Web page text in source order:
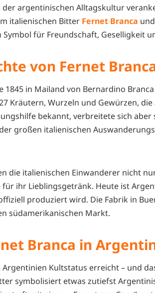
der argentinischen Alltagskultur
italienischen Bitter Fernet Branca
für Freundschaft, Geselligkeit
von Fernet
1845 in Mailand von Bernardino
Kräutern, Wurzeln und Gewürzen,
bekannt, verbreitete sich
großen italienischen
die italienischen Einwanderer nicht
ihr Lieblingsgetränk. Heute ist
produziert wird. Die Fabrik in
südamerikanischen Markt.
Branca in
Argentinien Kultstatus erreicht – und
symbolisiert etwas zutiefst